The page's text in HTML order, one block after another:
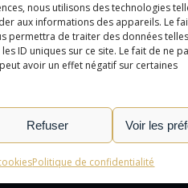
nous utilisons des technologies
aux informations des appareils. Le
permettra de traiter des données
ID uniques sur ce site. Le fait de ne
avoir un effet négatif sur certaines
Refuser Voir les
Politique de confidentialité
L'OBJET